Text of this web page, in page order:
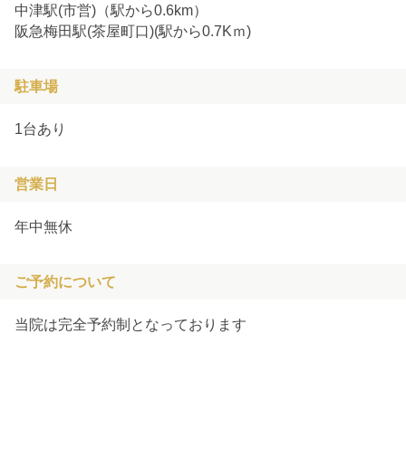
中津駅(市営)（駅から0.6km）
阪急梅田駅(茶屋町口)(駅から0.7Kｍ)
駐車場
1台あり
営業日
年中無休
ご予約について
当院は完全予約制となっております